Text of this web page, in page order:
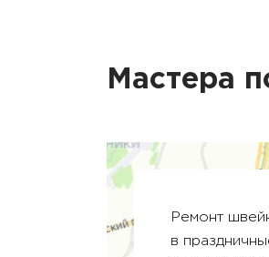
Мастера
Ремонт
в